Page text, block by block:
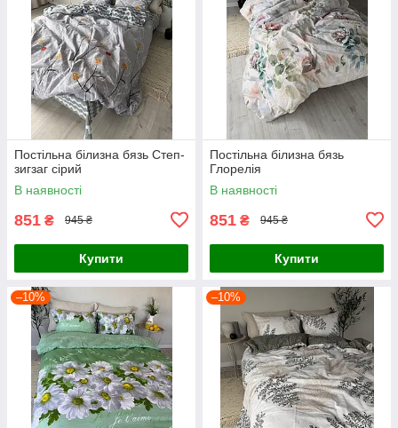
Постільна білизна бязь Степ-
зигзаг сірий
В наявності
851 ₴ 945 ₴
Купити
Постільна білизна бязь
Глорелія
В наявності
851 ₴ 945 ₴
Купити
–10% –10%